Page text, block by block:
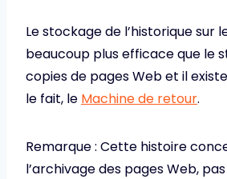
Le stockage de l’historique sur
beaucoup plus efficace que le
copies de pages Web et il
le fait, le Machine de retour.
Remarque : Cette histoire
l’archivage des pages Web,